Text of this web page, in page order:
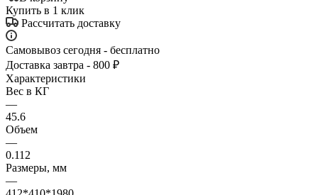
Купить в 1 клик
Рассчитать доставку
Самовывоз сегодня - бесплатно
Доставка завтра - 800 ₽
Характеристики
Вес в КГ
—
45.6
Объем
—
0.112
Размеры, мм
—